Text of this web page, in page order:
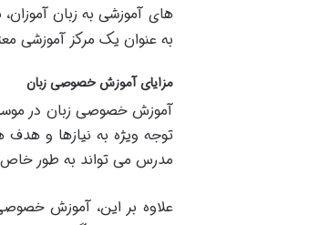
های آموزشی به زبان
به عنوان یک مرکز آموزشی
مزایای آموزش خصوصی زبان
آموزش خصوصی زبان در
توجه ویژه به نیازها و
مدرس می تواند به طور خاص
علاوه بر این، آموزش